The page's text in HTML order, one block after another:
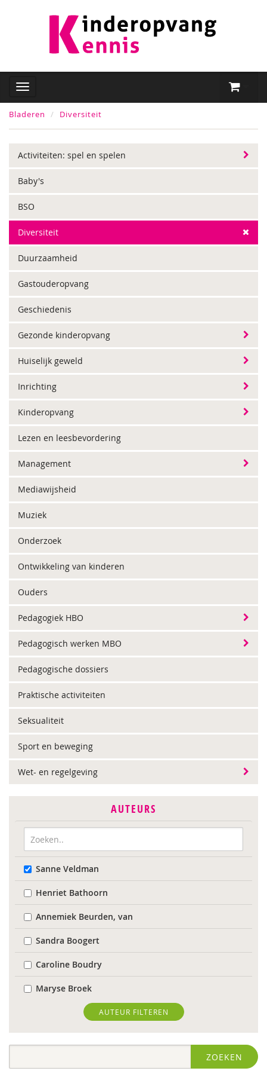
Bladeren Diversiteit
Activiteiten: spel en spelen
Baby's
BSO
Diversiteit
Duurzaamheid
Gastouderopvang
Geschiedenis
Gezonde kinderopvang
Huiselijk geweld
Inrichting
Kinderopvang
Lezen en leesbevordering
Management
Mediawijsheid
Muziek
Onderzoek
Ontwikkeling van kinderen
Ouders
Pedagogiek HBO
Pedagogisch werken MBO
Pedagogische dossiers
Praktische activiteiten
Seksualiteit
Sport en beweging
Wet- en regelgeving
AUTEURS
Sanne Veldman
Henriet Bathoorn
Annemiek Beurden, van
Sandra Boogert
Caroline Boudry
Maryse Broek
Kees Broekhof
Astrid de Bruin
AUTEUR FILTEREN
ZOEKEN